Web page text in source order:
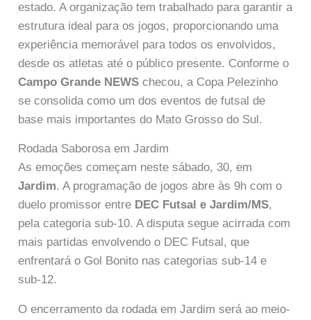
estado. A organização tem trabalhado para garantir a
estrutura ideal para os jogos, proporcionando uma
experiência memorável para todos os envolvidos,
desde os atletas até o público presente. Conforme o
Campo Grande NEWS checou, a Copa Pelezinho
se consolida como um dos eventos de futsal de
base mais importantes do Mato Grosso do Sul.
Rodada Saborosa em Jardim
As emoções começam neste sábado, 30, em
Jardim. A programação de jogos abre às 9h com o
duelo promissor entre DEC Futsal e Jardim/MS,
pela categoria sub-10. A disputa segue acirrada com
mais partidas envolvendo o DEC Futsal, que
enfrentará o Gol Bonito nas categorias sub-14 e
sub-12.
O encerramento da rodada em Jardim será ao meio-